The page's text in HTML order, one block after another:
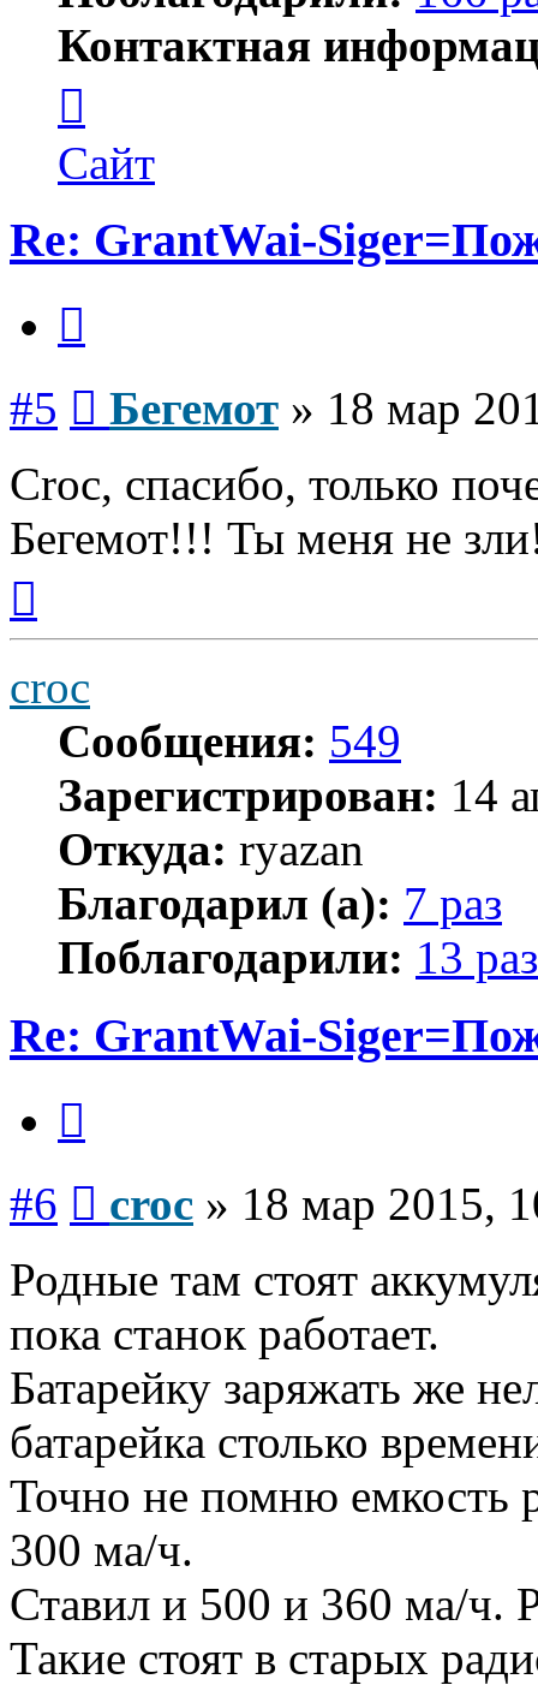
Контактная
пользователя
Бегемот
Сайт
Re: GrantWai-
#5 Бегемот » 18 мар
Croc, спасибо, только
Бегемот!!! Ты меня не
началу
croc
Сообщения: 549
Зарегистрирован: 14
Откуда: ryazan
Благодарил (а): 7 раз
Поблагодарили: 13 раз
Re: GrantWai-
#6 croc » 18 мар 2015,
Родные там стоят
пока станок работает.
Батарейку заряжать же
батарейка столько
Точно не помню емкость
300 ма/ч.
Ставил и 500 и 360 ма/ч.
Такие стоят в старых